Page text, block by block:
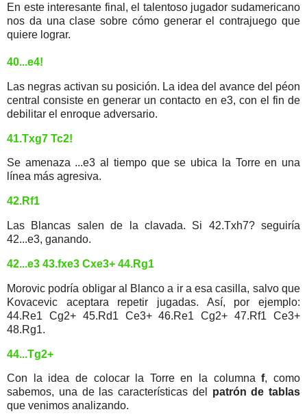
En este interesante final, el talentoso jugador sudamericano
nos da una clase sobre cómo generar el contrajuego que
quiere lograr.
40...e4!
Las negras activan su posición. La idea del avance del péon
central consiste en generar un contacto en e3, con el fin de
debilitar el enroque adversario.
41.Txg7 Tc2!
Se amenaza ...e3 al tiempo que se ubica la Torre en una
línea más agresiva.
42.Rf1
Las Blancas salen de la clavada. Si 42.Txh7? seguiría
42...e3, ganando.
42...e3 43.fxe3 Cxe3+ 44.Rg1
Morovic podría obligar al Blanco a ir a esa casilla, salvo que
Kovacevic aceptara repetir jugadas. Así, por ejemplo:
44.Re1 Cg2+ 45.Rd1 Ce3+ 46.Re1 Cg2+ 47.Rf1 Ce3+
48.Rg1.
44...Tg2+
Con la idea de colocar la Torre en la columnaf, como
sabemos, una de las características del patrón de tablas
que venimos analizando.